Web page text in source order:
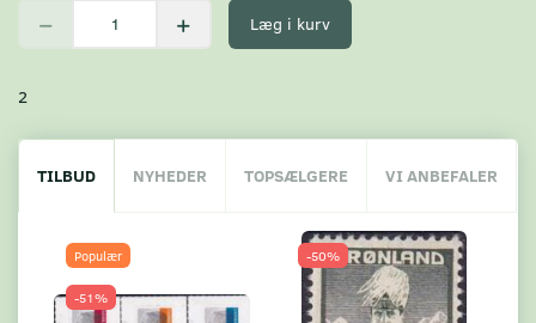
Læg i kurv
2
TILBUD NYHEDER TOPSÆLGERE VI ANBEFALER
Populær
-51%
-50%